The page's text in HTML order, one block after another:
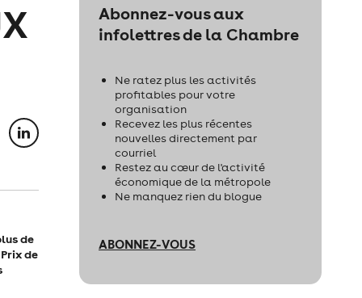
Abonnez-vous aux
infolettres de la Chambre
Ne ratez plus les activités
profitables pour votre
organisation
Recevez les plus récentes
nouvelles directement par
courriel
Restez au cœur de l'activité
économique de la métropole
Ne manquez rien du blogue
ABONNEZ-VOUS
de
de